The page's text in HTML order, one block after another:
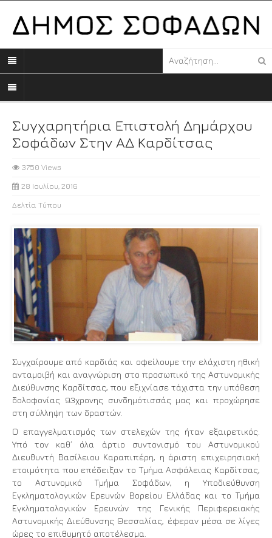
Συγχαρητήρια Επιστολή Δημάρχου
Σοφάδων Στην ΑΔ Καρδίτσας
3750 Views
28 Ιουλίου, 2016
Δελτία Τύπου
Συγχαίρουμε από καρδιάς και οφείλουμε την ελάχιστη ηθική
ανταμοιβή και αναγνώριση στο προσωπικό της Αστυνομικής
Διεύθυνσης Καρδίτσας, που εξιχνίασε τάχιστα την υπόθεση
δολοφονίας 93χρονης συνδημότισσάς μας και προχώρησε
στη σύλληψη των δραστών.
Ο επαγγελματισμός των στελεχών της ήταν εξαιρετικός.
Υπό τον καθ’ όλα άρτιο συντονισμό του Αστυνομικού
Διευθυντή Βασίλειου Καραπιπέρη, η άριστη επιχειρησιακή
ετοιμότητα που επέδειξαν το Τμήμα Ασφάλειας Καρδίτσας,
το Αστυνομικό Τμήμα Σοφάδων, η Υποδιεύθυνση
Εγκληματολογικών Ερευνών Βορείου Ελλάδας και το Τμήμα
Εγκληματολογικών Ερευνών της Γενικής Περιφερειακής
Αστυνομικής Διεύθυνσης Θεσσαλίας, έφεραν μέσα σε λίγες
ώρες το επιθυμητό αποτέλεσμα.